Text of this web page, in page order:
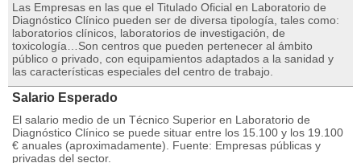
Las Empresas en las que el Titulado Oficial en Laboratorio de
Diagnóstico Clínico pueden ser de diversa tipología, tales como:
laboratorios clínicos, laboratorios de investigación, de
toxicología…Son centros que pueden pertenecer al ámbito
público o privado, con equipamientos adaptados a la sanidad y
las características especiales del centro de trabajo.
Salario Esperado
El salario medio de un Técnico Superior en Laboratorio de
Diagnóstico Clínico se puede situar entre los 15.100 y los 19.100
€ anuales (aproximadamente). Fuente: Empresas públicas y
privadas del sector.